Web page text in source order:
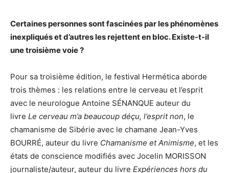
Certaines personnes sont fascinées par les phénomènes
inexpliqués et d’autres les rejettent en bloc. Existe-t-il
une troisième voie ?
Pour sa troisième édition, le festival Hermética aborde
trois thèmes : les relations entre le cerveau et l’esprit
avec le neurologue Antoine SÉNANQUE auteur du
livre Le cerveau m’a beaucoup déçu, l’esprit non, le
chamanisme de Sibérie avec le chamane Jean-Yves
BOURRÉ, auteur du livre Chamanisme et Animisme, et les
états de conscience modifiés avec Jocelin MORISSON
journaliste/auteur, auteur du livre Expériences hors du